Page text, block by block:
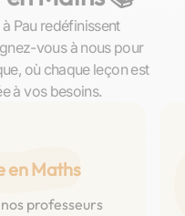
Pau redéfinissent
vous à nous pour
où chaque leçon est
à vos besoins.
en Maths
professeurs